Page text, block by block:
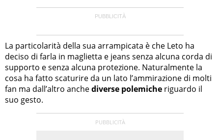
La particolarità della sua arrampicata è che Leto ha
deciso di farla in maglietta e jeans senza alcuna corda di
supporto e senza alcuna protezione. Naturalmente la
cosa ha fatto scaturire da un lato l’ammirazione di molti
fan ma dall’altro anchediverse polemiche riguardo il
suo gesto.